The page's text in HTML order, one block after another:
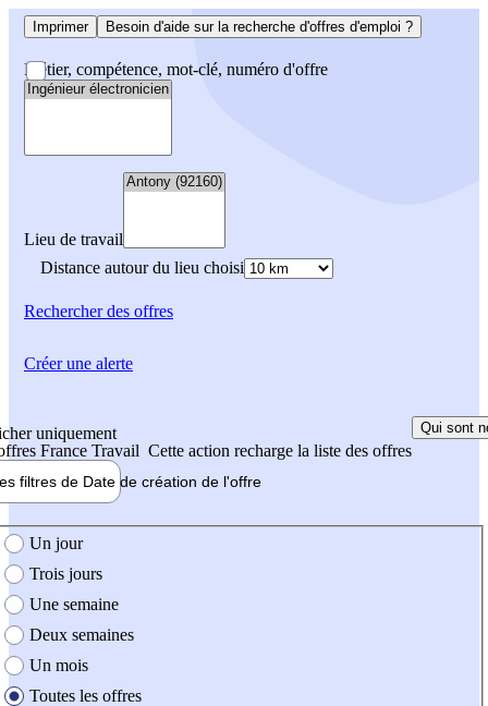
Imprimer Besoin d'aide sur la recherche d'offres d'emploi ?
Métier, compétence, mot-clé, numéro d'offre
Lieu de travail
Distance autour du lieu choisi
Rechercherdes offres
uniquement
France Travail Cette action recharge la liste des offres
Qui sont
filtres de Date de création de l'offre
création de l'offre
Un jour
Trois jours
Une semaine
Deux semaines
Un mois
Toutes les offres
Créer une alerte